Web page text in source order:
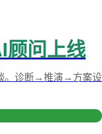
问上线
。诊断→推演→方案设